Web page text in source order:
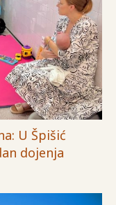
U Špišić
dojenja